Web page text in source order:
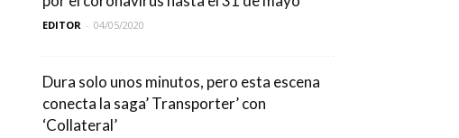
EDITOR - 04/05/2020
Dura solo unos minutos, pero esta escena
conecta la saga’ Transporter’ con
‘Collateral’